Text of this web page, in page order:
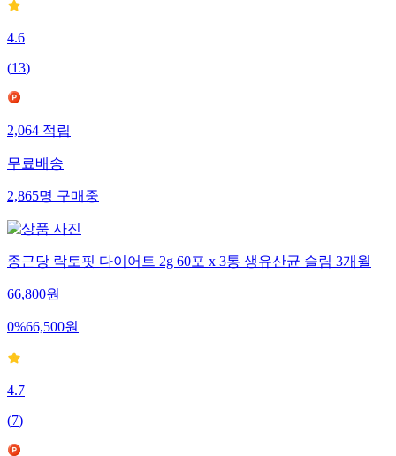
4.6
(13)
2,064적립
무료배송
2,865명구매중
종근당 락토핏 다이어트 2g 60포 x 3통 생유산균 슬림 3개월
66,800원
0%66,500원
4.7
(7)